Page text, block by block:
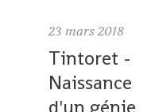
23 mars 2018
Tintoret -
Naissance
d'un génie